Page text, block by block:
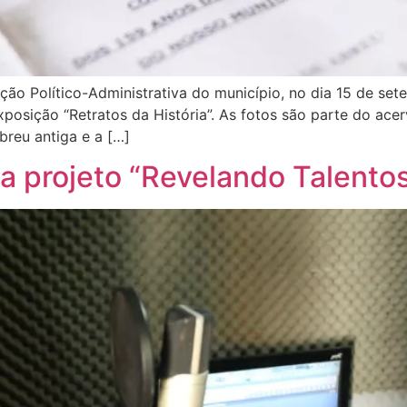
Político-Administrativa do município, no dia 15 de
“Retratos da História”. As fotos são parte do
antiga e a […]
projeto “Revelando